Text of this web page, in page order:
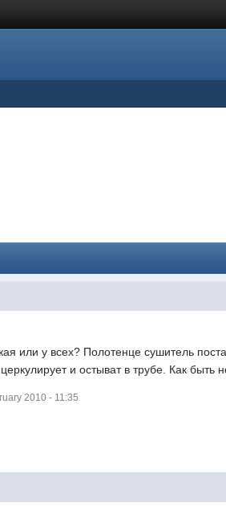
или у всех? Полотенце сушитель
и остыват в трубе. Как
2010 - 11:35